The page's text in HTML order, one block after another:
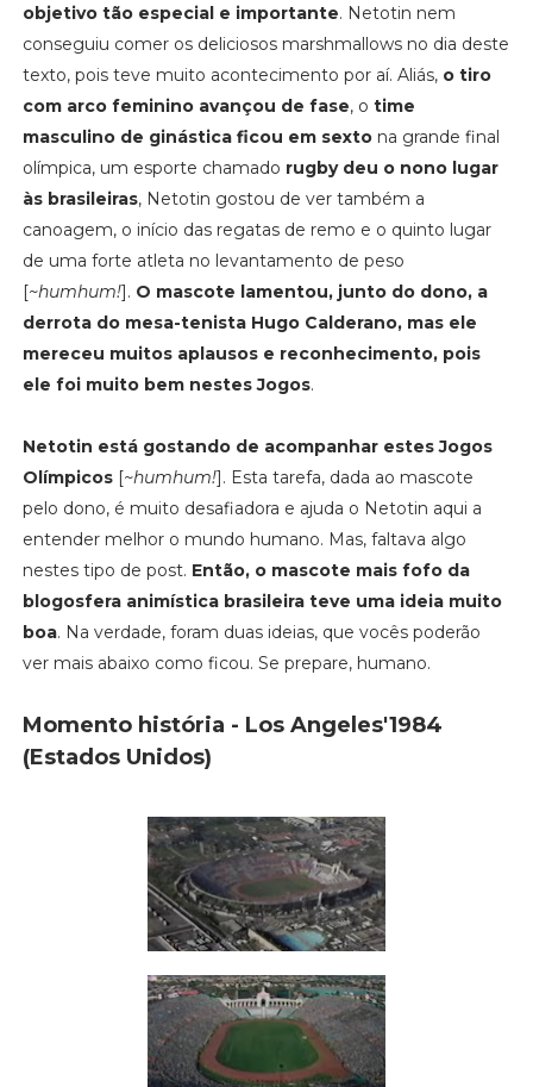
objetivo tão especial e importante. Netotin nem
conseguiu comer os deliciosos marshmallows no dia deste
texto, pois teve muito acontecimento por aí. Aliás, o tiro
com arco feminino avançou de fase, o time
masculino de ginástica ficou em sextona grande final
olímpica, um esporte chamado rugby deu o nono lugar
às brasileiras, Netotin gostou de ver também a
canoagem, o início das regatas de remo e o quinto lugar
de uma forte atleta no levantamento de peso
[~humhum!]. O mascote lamentou, junto do dono, a
derrota do mesa-tenista Hugo Calderano, mas ele
mereceu muitos aplausos e reconhecimento, pois
ele foi muito bem nestes Jogos.
Netotin está gostando de acompanhar estes Jogos
Olímpicos[~humhum!]. Esta tarefa, dada ao mascote
pelo dono, é muito desafiadora e ajuda o Netotin aqui a
entender melhor o mundo humano. Mas, faltava algo
nestes tipo de post. Então, o mascote mais fofo da
blogosfera animística brasileira teve uma ideia muito
boa. Na verdade, foram duas ideias, que vocês poderão
ver mais abaixo como ficou. Se prepare, humano.
Momento história - Los Angeles'1984
(Estados Unidos)